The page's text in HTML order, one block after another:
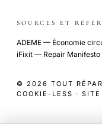
SOURCES ET
ADEME — Économie
iFixit — Repair Manifesto
© 2026 TOUT
COOKIE-LESS ·